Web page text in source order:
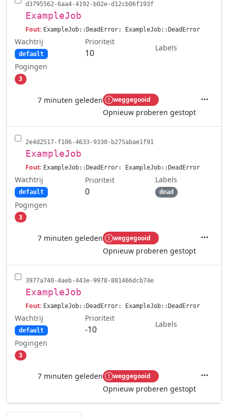
d3795562-6aa4-4192-b02e-d12cb06f193f
ExampleJob
Fout: ExampleJob::DeadError: ExampleJob::DeadError
Wachtrij
default
Prioriteit
10
Labels
Pogingen
3
7 minuten geleden weggegooid
Opnieuw proberen gestopt
Acties
2e4d2517-f106-4633-9330-b275abae1f91
ExampleJob
Fout: ExampleJob::DeadError: ExampleJob::DeadError
Wachtrij
default
Prioriteit
0
Labels
dead
Pogingen
3
7 minuten geleden weggegooid
Opnieuw proberen gestopt
3977a740-4aeb-443e-9978-881466dcb74e
ExampleJob
Fout: ExampleJob::DeadError: ExampleJob::DeadError
Wachtrij
default
Prioriteit
-10
Labels
Pogingen
3
7 minuten geleden weggegooid
Opnieuw proberen gestopt